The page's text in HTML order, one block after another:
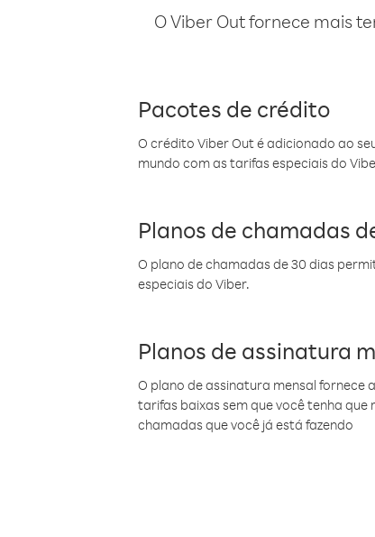
O Viber Out fornece mais
Pacotes de crédito
O crédito Viber Out é adicionado ao
mundo com as tarifas especiais do
Planos de chamadas
O plano de chamadas de 30 dias
especiais do Viber.
Planos de assinatura
O plano de assinatura mensal fornece
tarifas baixas sem que você tenha
chamadas que você já está fazendo